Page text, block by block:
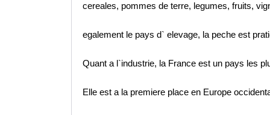
cereales, pommes de terre, legumes, fruits,
egalement le pays d` elevage, la peche est
Quant a l`industrie, la France est un pays les
Elle est a la premiere place en Europe